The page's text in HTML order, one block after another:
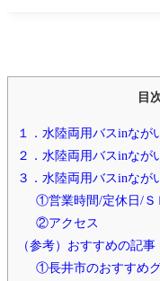
目
１．水陸両用バスinなが
２．水陸両用バスinなが
３．水陸両用バスinなが
①営業時間/定休日/Ｓ
②アクセス
（参考）おすすめの記事
①長井市のおすすめ